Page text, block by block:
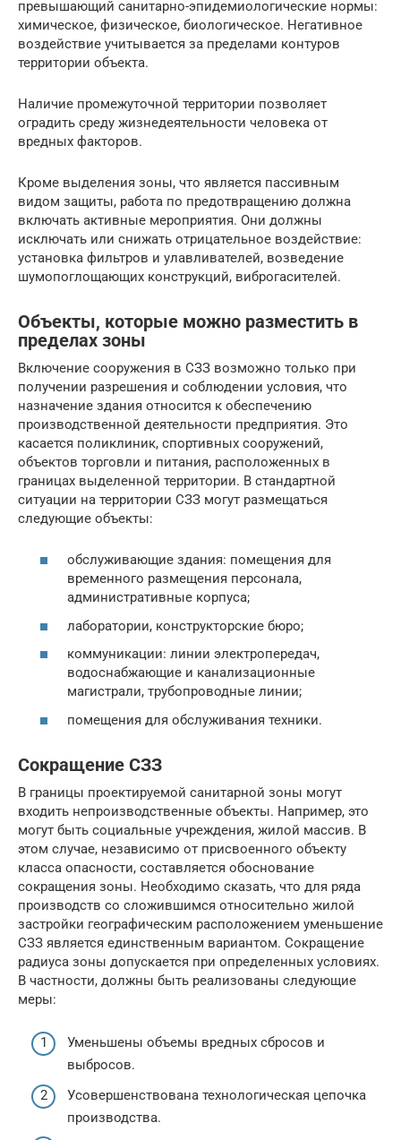
превышающий санитарно-эпидемиологические нормы:
химическое, физическое, биологическое. Негативное
воздействие учитывается за пределами контуров
территории объекта.
Наличие промежуточной территории позволяет
оградить среду жизнедеятельности человека от
вредных факторов.
Кроме выделения зоны, что является пассивным
видом защиты, работа по предотвращению должна
включать активные мероприятия. Они должны
исключать или снижать отрицательное воздействие:
установка фильтров и улавливателей, возведение
шумопоглощающих конструкций, виброгасителей.
Объекты, которые можно разместить в
пределах зоны
Включение сооружения в СЗЗ возможно только при
получении разрешения и соблюдении условия, что
назначение здания относится к обеспечению
производственной деятельности предприятия. Это
касается поликлиник, спортивных сооружений,
объектов торговли и питания, расположенных в
границах выделенной территории. В стандартной
ситуации на территории СЗЗ могут размещаться
следующие объекты:
обслуживающие здания: помещения для
временного размещения персонала,
административные корпуса;
лаборатории, конструкторские бюро;
коммуникации: линии электропередач,
водоснабжающие и канализационные
магистрали, трубопроводные линии;
помещения для обслуживания техники.
Сокращение СЗЗ
В границы проектируемой санитарной зоны могут
входить непроизводственные объекты. Например, это
могут быть социальные учреждения, жилой массив. В
этом случае, независимо от присвоенного объекту
класса опасности, составляется обоснование
сокращения зоны. Необходимо сказать, что для ряда
производств со сложившимся относительно жилой
застройки географическим расположением уменьшение
СЗЗ является единственным вариантом. Сокращение
радиуса зоны допускается при определенных условиях.
В частности, должны быть реализованы следующие
меры:
Уменьшены объемы вредных сбросов и
выбросов.
Усовершенствована технологическая цепочка
производства.